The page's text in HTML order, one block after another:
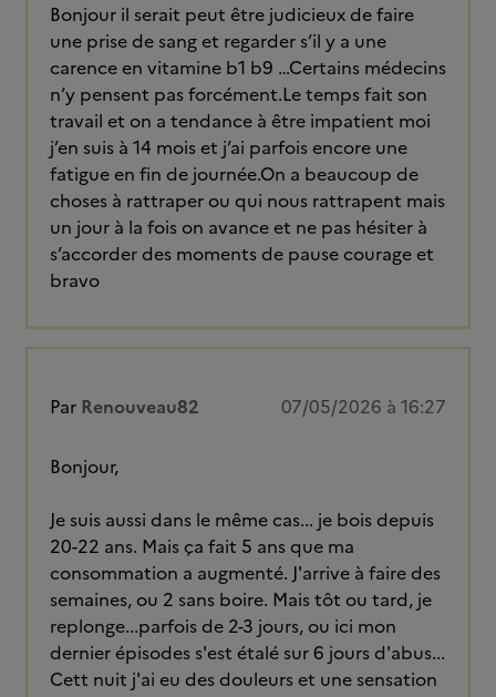
Bonjour il serait peut être judicieux de faire
une prise de sang et regarder s’il y a une
carence en vitamine b1 b9 …Certains médecins
n’y pensent pas forcément.Le temps fait son
travail et on a tendance à être impatient moi
j’en suis à 14 mois et j’ai parfois encore une
fatigue en fin de journée.On a beaucoup de
choses à rattraper ou qui nous rattrapent mais
un jour à la fois on avance et ne pas hésiter à
s’accorder des moments de pause courage et
bravo
Par Renouveau82 07/05/2026 à 16:27
Bonjour,
Je suis aussi dans le même cas... je bois depuis
20-22 ans. Mais ça fait 5 ans que ma
consommation a augmenté. J'arrive à faire des
semaines, ou 2 sans boire. Mais tôt ou tard, je
replonge...parfois de 2-3 jours, ou ici mon
dernier épisodes s'est étalé sur 6 jours d'abus...
Cett nuit j'ai eu des douleurs et une sensation